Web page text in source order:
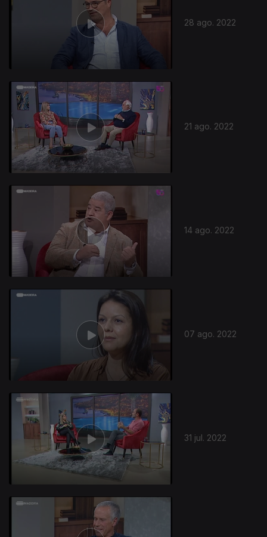
28 ago. 2022
21 ago. 2022
14 ago. 2022
07 ago. 2022
31 jul. 2022
630188